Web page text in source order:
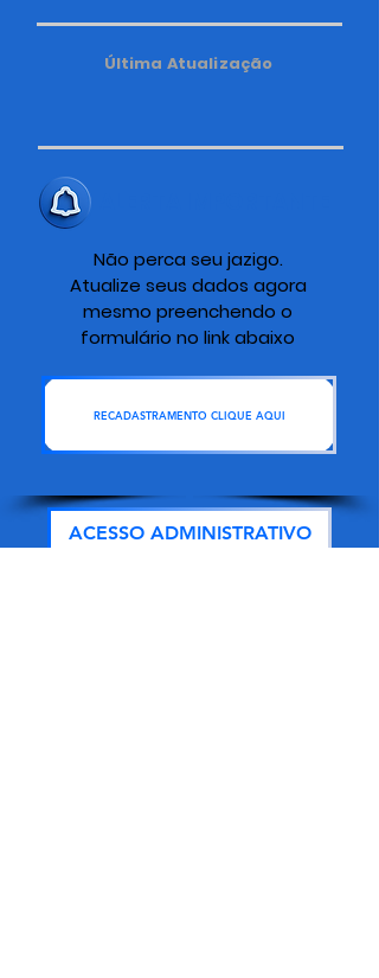
Última Atualização
Não perca seu jazigo.
Atualize seus dados agora
mesmo preenchendo o
formulário no link abaixo
RECADASTRAMENTO CLIQUE AQUI
ACESSO ADMINISTRATIVO